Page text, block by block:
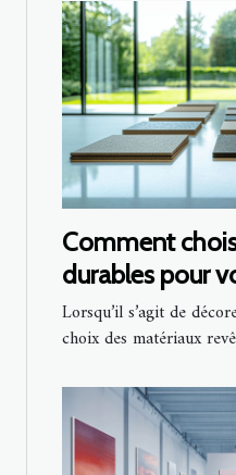
Comment
durables pour
intérieure
Lorsqu’il s’agit de
choix des matériaux